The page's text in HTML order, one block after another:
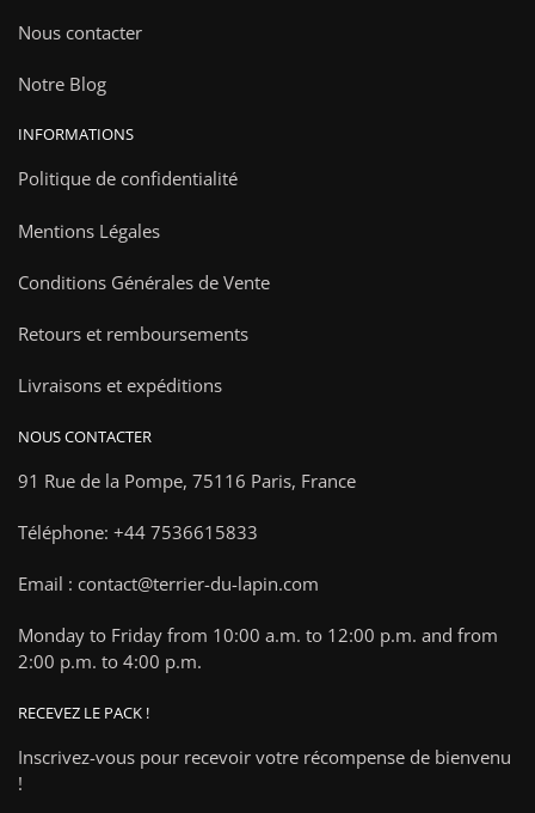
Nous contacter
Notre Blog
INFORMATIONS
Politique de confidentialité
Mentions Légales
Conditions Générales de Vente
Retours et remboursements
Livraisons et expéditions
NOUS CONTACTER
91 Rue de la Pompe, 75116 Paris, France
Téléphone: +44 7536615833
Email : contact@terrier-du-lapin.com
Monday to Friday from 10:00 a.m. to 12:00 p.m. and from
2:00 p.m. to 4:00 p.m.
RECEVEZ LE PACK !
Inscrivez-vous pour recevoir votre récompense de bienvenu
!